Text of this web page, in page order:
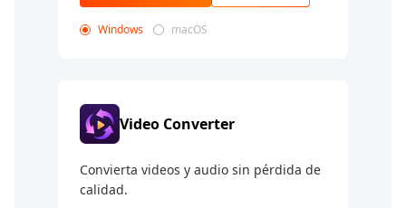
Windows macOS
Video Converter
Convierta videos y audio sin pérdida de
calidad.